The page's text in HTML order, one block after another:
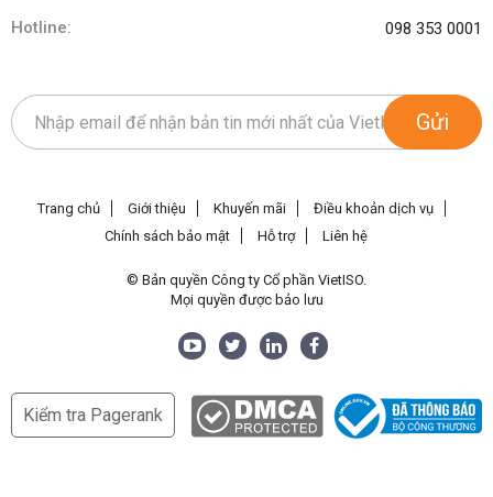
Hotline: 098 353 0001
Gửi
Trang chủ Giới thiệu Khuyến mãi
Điều khoản dịch vụ
Chính sách bảo mật
Hỗ trợ Liên hệ
© Bản quyền Công ty Cổ phần VietISO.
Mọi quyền được bảo lưu
Kiểm tra Pagerank